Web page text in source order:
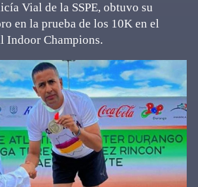
Vial de la SSPE, obtuvo su
en la prueba de los 10K en el
Indoor Champions.